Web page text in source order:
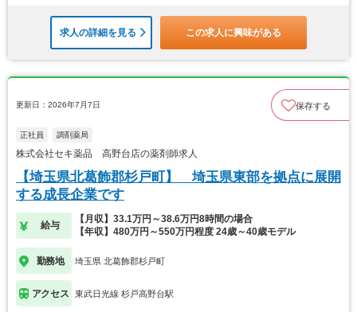
求人の詳細を見る この求人に興味がある
更新日：2026年7月7日 保存する
正社員 調剤薬局
株式会社セキ薬品 高野台店の薬剤師求人
【埼玉県北葛飾郡杉戸町】 埼玉県東部を拠点に展開
する成長企業です
給与
【月収】33.1万円～38.6万円8時間の場合
【年収】480万円～550万円程度 24歳～40歳モデル
勤務地 埼玉県 北葛飾郡杉戸町
アクセス 東武日光線 杉戸高野台駅